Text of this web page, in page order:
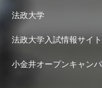
法政大学
法政大学入試情報サイト
小金井オープンキャン